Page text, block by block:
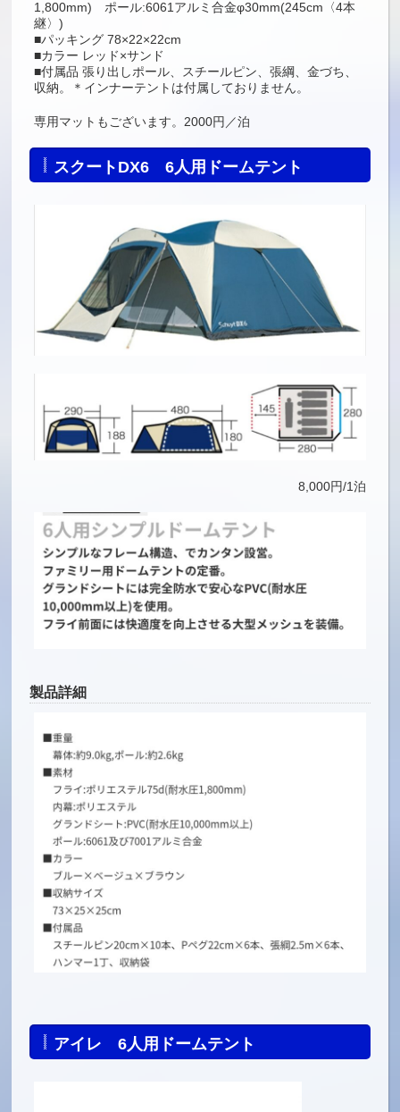
1,800mm) ポール:6061アルミ合金φ30mm(245cm〈4本
継〉)
■パッキング 78×22×22cm
■カラー レッド×サンド
■付属品 張り出しポール、スチールピン、張綱、金づち、
収納。＊インナーテントは付属しておりません。
専用マットもございます。2000円／泊
スクートDX6 6人用ドームテント
8,000円/1泊
製品詳細
アイレ 6人用ドームテント